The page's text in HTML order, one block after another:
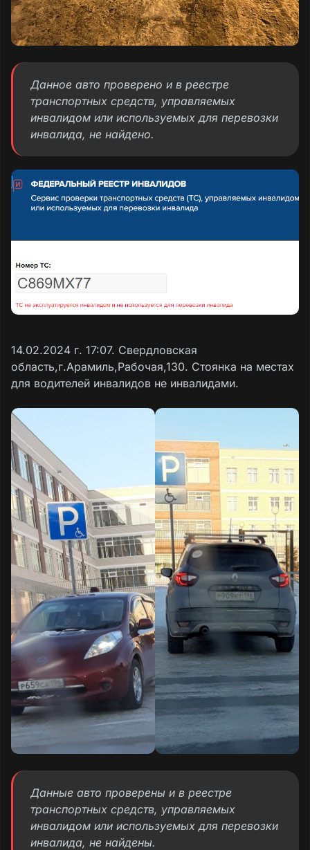
Данное авто проверено и в реестре
транспортных средств, управляемых
инвалидом или используемых для перевозки
инвалида, не найдено.
14.02.2024 г. 17:07. Свердловская
область,г.Арамиль,Рабочая,130. Стоянка на местах
для водителей инвалидов не инвалидами.
Данные авто проверены и в реестре
транспортных средств, управляемых
инвалидом или используемых для перевозки
инвалида, не найдены.